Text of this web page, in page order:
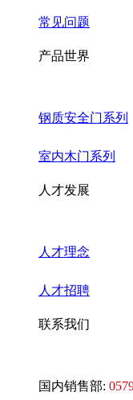
常见问题
产品世界
钢质安全门系列
室内木门系列
人才发展
人才理念
人才招聘
联系我们
国内销售部: